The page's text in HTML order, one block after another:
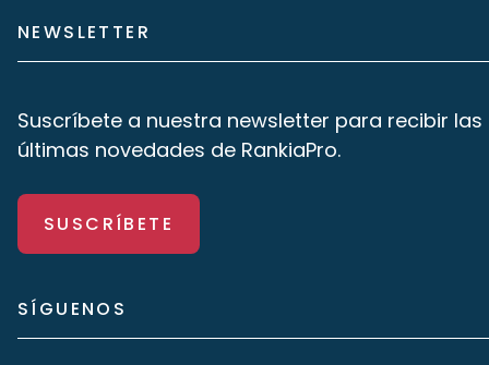
NEWSLETTER
Suscríbete a nuestra newsletter para recibir las
últimas novedades de RankiaPro.
SUSCRÍBETE
SÍGUENOS